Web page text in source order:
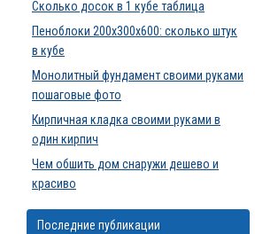
Сколько досок в 1 кубе таблица
Пеноблоки 200х300х600: сколько штук
в кубе
Монолитный фундамент своими руками
пошаговые фото
Кирпичная кладка своими руками в
один кирпич
Чем обшить дом снаружи дешево и
красиво
Последние публикации